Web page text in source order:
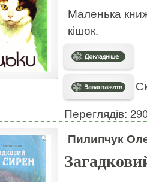
Маленька
кішок.
Переглядів:
Пилипчук